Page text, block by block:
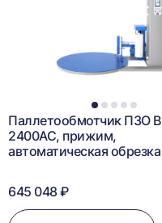
1 2 3 4 5
Паллетообмотчик ПЗО
2400AC, прижим,
автоматическая обрезка
645 048 ₽